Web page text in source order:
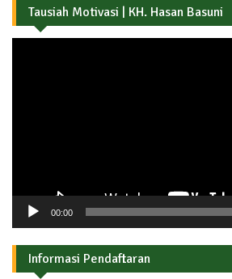
Tausiah Motivasi | KH. Hasan Basuni
00:00
Informasi Pendaftaran